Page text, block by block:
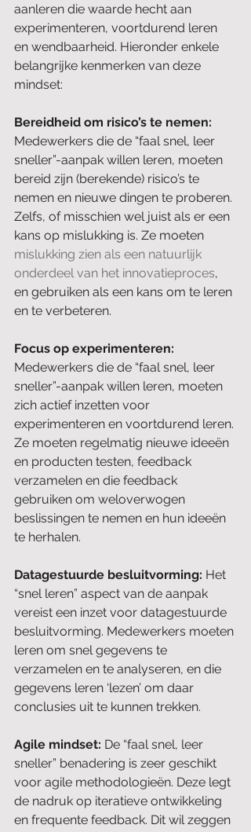
aanleren die waarde hecht aan
experimenteren, voortdurend leren
en wendbaarheid. Hieronder enkele
belangrijke kenmerken van deze
mindset:
Bereidheid om risico’s te nemen:
Medewerkers die de “faal snel, leer
sneller”-aanpak willen leren, moeten
bereid zijn (berekende) risico’s te
nemen en nieuwe dingen te proberen.
Zelfs, of misschien wel juist als er een
kans op mislukking is. Ze moeten
mislukking zien als een natuurlijk
onderdeel van het innovatieproces,
en gebruiken als een kans om te leren
en te verbeteren.
Focus op experimenteren:
Medewerkers die de “faal snel, leer
sneller”-aanpak willen leren, moeten
zich actief inzetten voor
experimenteren en voortdurend leren.
Ze moeten regelmatig nieuwe ideeën
en producten testen, feedback
verzamelen en die feedback
gebruiken om weloverwogen
beslissingen te nemen en hun ideeën
te herhalen.
Datagestuurde besluitvorming: Het
“snel leren” aspect van de aanpak
vereist een inzet voor datagestuurde
besluitvorming. Medewerkers moeten
leren om snel gegevens te
verzamelen en te analyseren, en die
gegevens leren ‘lezen’ om daar
conclusies uit te kunnen trekken.
Agile mindset: De “faal snel, leer
sneller” benadering is zeer geschikt
voor agile methodologieën. Deze legt
de nadruk op iteratieve ontwikkeling
en frequente feedback. Dit wil zeggen